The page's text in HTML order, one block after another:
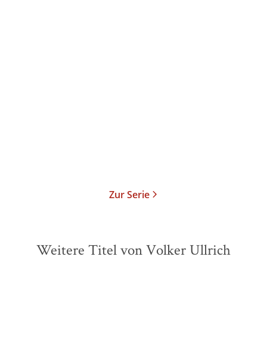
Zur Serie
Weitere Titel von Volker Ullrich